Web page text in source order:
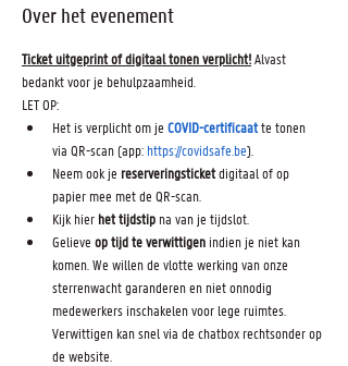
Over het evenement
Ticket uitgeprint of digitaal tonen verplicht! Alvast
bedankt voor je behulpzaamheid.
LET OP:
Het is verplicht om je COVID-certificaat te tonen
via QR-scan (app: https://covidsafe.be).
Neem ook je reserveringsticket digitaal of op
papier mee met de QR-scan.
Kijk hier het tijdstip na van je tijdslot.
Gelieve op tijd te verwittigen indien je niet kan
komen. We willen de vlotte werking van onze
sterrenwacht garanderen en niet onnodig
medewerkers inschakelen voor lege ruimtes.
Verwittigen kan snel via de chatbox rechtsonder op
de website.